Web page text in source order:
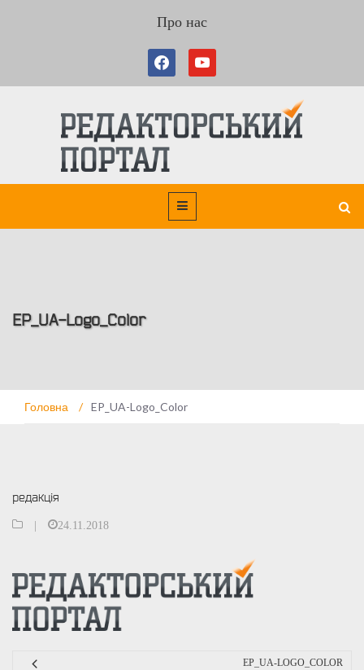
Про нас
EP_UA-Logo_Color
Головна / EP_UA-Logo_Color
редакція
24.11.2018
EP_UA-LOGO_COLOR